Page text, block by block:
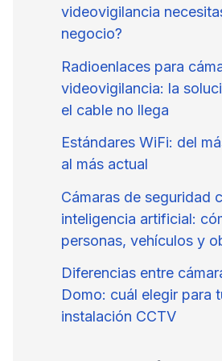
videovigilancia
negocio?
Radioenlaces para
videovigilancia: la
el cable no llega
Estándares WiFi: del
al más actual
Cámaras de seguridad
inteligencia artificial:
personas, vehículos y
Diferencias entre
Domo: cuál elegir para
instalación CCTV